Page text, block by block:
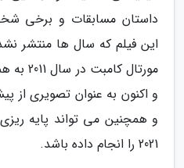
داستان مسابقات و برخی
مورتال
و اکنون به عنوان تصویری از
و همچنین می تواند پایه
2021 را انجام داده باشد.